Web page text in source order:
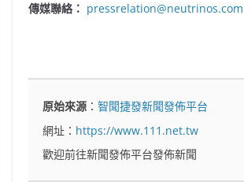
傳媒聯絡： pressrelation@neutrinos.com
原始來源 ：智聞捷發新聞發佈平台
網址： https://www.111.net.tw
歡迎前往新聞發佈平台發佈新聞